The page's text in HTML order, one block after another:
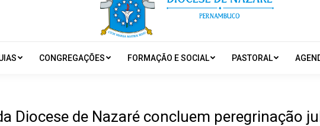
CONGREGAÇÕES FORMAÇÃO E SOCIAL PASTORAL
Diocese de Nazaré concluem peregrinação